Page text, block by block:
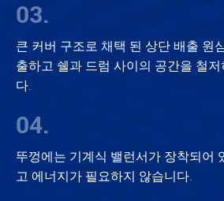
03.
큰 커버 구조로 채택 된 상단 배출 원
출하고 쉘과 드럼 사이의 공간을 철저
다.
04.
뚜껑에는 기계식 밸런서가 장착되어
고 에너지가 필요하지 않습니다.